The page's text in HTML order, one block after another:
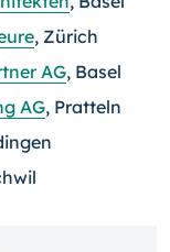
, Zürich
AG, Basel
AG, Pratteln